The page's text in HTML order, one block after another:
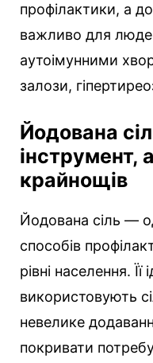
профілактики, а
важливо для
аутоімунними
залози,
Йодована
інструмент,
крайнощів
Йодована сіль —
способів
рівні населення.
використовують
невелике
покривати